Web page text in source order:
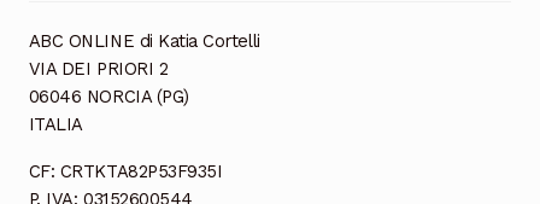
ABC ONLINE di Katia Cortelli
VIA DEI PRIORI 2
06046 NORCIA (PG)
ITALIA
CF: CRTKTA82P53F935I
P. IVA: 03152600544